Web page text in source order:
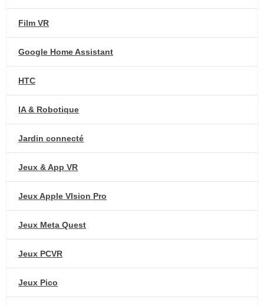
Film VR
Google Home Assistant
HTC
IA & Robotique
Jardin connecté
Jeux & App VR
Jeux Apple VIsion Pro
Jeux Meta Quest
Jeux PCVR
Jeux Pico